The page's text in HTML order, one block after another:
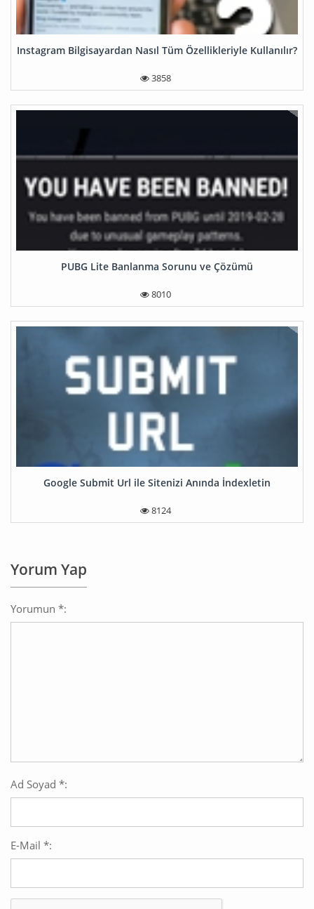
Instagram Bilgisayardan Nasıl Tüm Özellikleriyle Kullanılır?
3858
PUBG Lite Banlanma Sorunu ve Çözümü
8010
Google Submit Url ile Sitenizi Anında İndexletin
8124
Yorum Yap
Yorumun *:
Ad Soyad *:
E-Mail *: